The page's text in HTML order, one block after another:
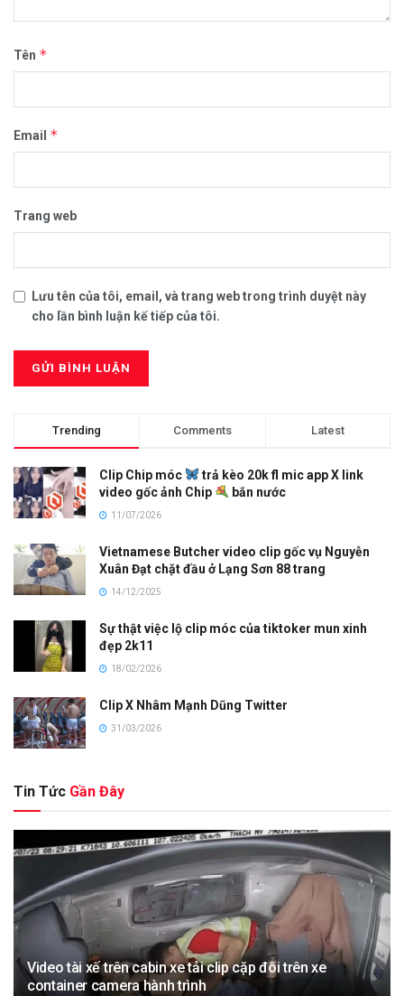
Tên *
Email *
Trang web
Lưu tên của tôi, email, và trang web trong trình duyệt này
cho lần bình luận kế tiếp của tôi.
Trending Comments Latest
Clip Chip móc
trả kèo 20k fl mic app X link
video gốc ảnh Chip
bắn nước
11/07/2026
Vietnamese Butcher video clip gốc vụ Nguyễn
Xuân Đạt chặt đầu ở Lạng Sơn 88 trang
14/12/2025
Sự thật việc lộ clip móc của tiktoker mun xinh
đẹp 2k11
18/02/2026
Clip X Nhâm Mạnh Dũng Twitter
31/03/2026
Tin Tức Gần Đây
Video tài xế trên cabin xe tải clip cặp đôi trên xe
container camera hành trình